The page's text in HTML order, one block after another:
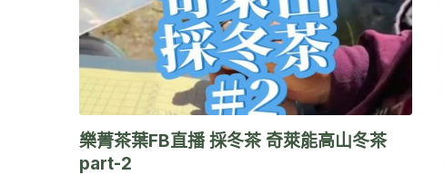
樂菁茶葉FB直播 採冬茶 奇萊能高山冬茶
part-2